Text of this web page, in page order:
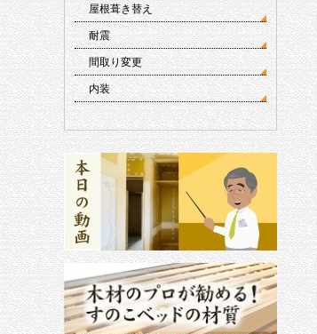
屋根葺き替え
耐震
間取り変更
内装